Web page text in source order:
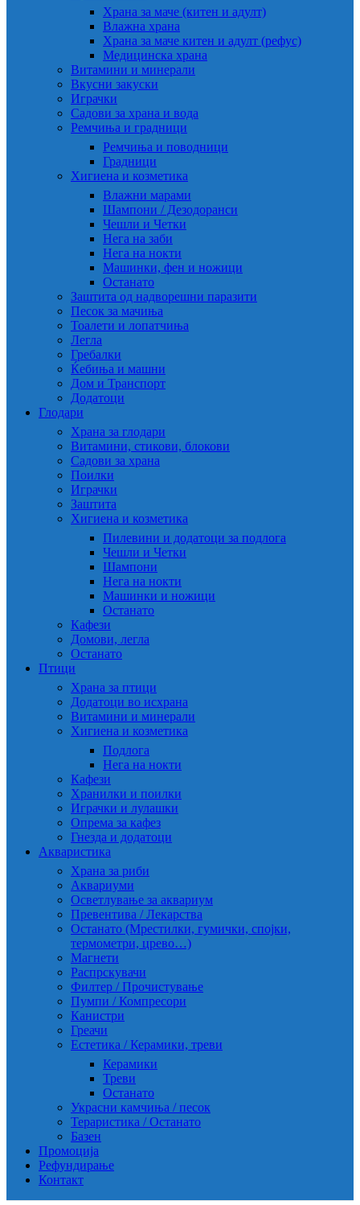
Храна за маче (китен и адулт)
Влажна храна
Храна за маче китен и адулт (рефус)
Медицинска храна
Витамини и минерали
Вкусни закуски
Играчки
Садови за храна и вода
Ремчиња и градници
Ремчиња и поводници
Градници
Хигиена и козметика
Влажни марами
Шампони / Дезодоранси
Чешли и Четки
Нега на заби
Нега на нокти
Машинки, фен и ножици
Останато
Заштита од надворешни паразити
Песок за мачиња
Тоалети и лопатчиња
Легла
Гребалки
Ќебиња и машни
Дом и Транспорт
Додатоци
Глодари
Храна за глодари
Витамини, стикови, блокови
Садови за храна
Поилки
Играчки
Заштита
Хигиена и козметика
Пилевини и додатоци за подлога
Чешли и Четки
Шампони
Нега на нокти
Машинки и ножици
Останато
Кафези
Домови, легла
Останато
Птици
Храна за птици
Додатоци во исхрана
Витамини и минерали
Хигиена и козметика
Подлога
Нега на нокти
Кафези
Хранилки и поилки
Играчки и лулашки
Опрема за кафез
Гнезда и додатоци
Акваристика
Храна за риби
Аквариуми
Осветлување за аквариум
Превентива / Лекарства
Останато (Мрестилки, гумички, спојки,
термометри, црево…)
Магнети
Распрскувачи
Филтер / Прочистување
Пумпи / Компресори
Канистри
Греачи
Естетика / Керамики, треви
Керамики
Треви
Останато
Украсни камчиња / песок
Тераристика / Останато
Базен
Промоција
Рефундирање
Контакт